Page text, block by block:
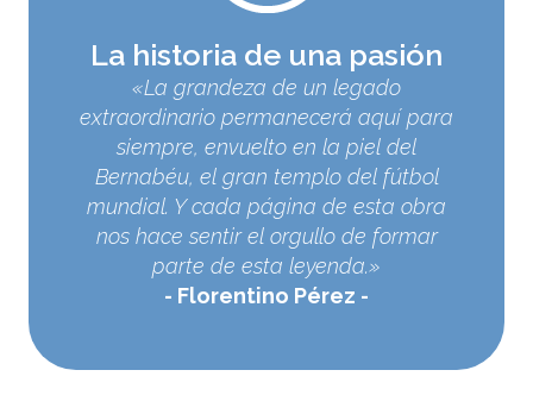
La historia de una pasión
«La grandeza de un legado
extraordinario permanecerá aquí para
siempre, envuelto en la piel del
Bernabéu, el gran templo del fútbol
mundial. Y cada página de esta obra
nos hace sentir el orgullo de formar
parte de esta leyenda.»
Florentino Pérez